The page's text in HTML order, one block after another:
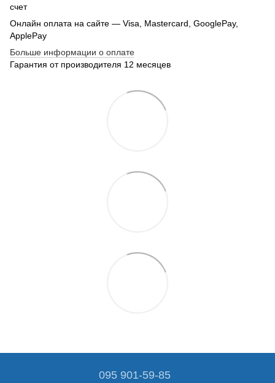
счет
Онлайн оплата на сайте — Visa, Mastercard, GooglePay,
ApplePay
Больше информации о оплате
Гарантия от производителя 12 месяцев
095 901-59-85